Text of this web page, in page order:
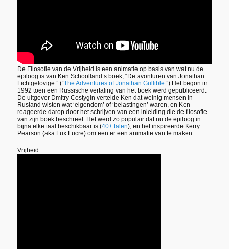
De Filosofie van de Vrijheid is een animatie op basis van wat nu de
epiloog is van Ken Schoolland’s boek, “De avonturen van Jonathan
Lichtgelovige.” (“The Adventures of Jonathan Gullible .”) Het begon in
1992 toen een Russische vertaling van het boek werd gepubliceerd.
De uitgever Dmitry Costygin vertelde Ken dat weinig mensen in
Rusland wisten wat ‘eigendom’ of ‘belastingen’ waren, en Ken
reageerde darop door het schrijven van een inleiding die de filosofie
van zijn boek beschreef. Het werd zo populair dat nu de epiloog in
bijna elke taal beschikbaar is (40+ talen), en het inspireerde Kerry
Pearson (aka Lux Lucre) om een er een animatie van te maken.
Vrijheid